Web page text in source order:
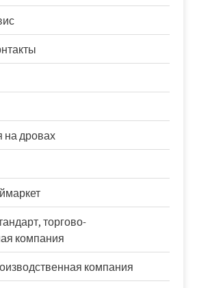
на дровах
торгово-
компания
компания